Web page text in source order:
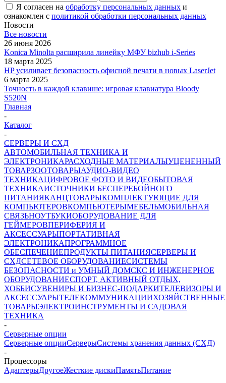
Я согласен на обработку персональных данных и
ознакомлен с политикой обработки персональных данных
Новости
Все новости
26 июня 2026
Konica Minolta расширила линейку МФУ bizhub i-Series
18 марта 2025
HP усиливает безопасность офисной печати в новых LaserJet
6 марта 2025
Точность в каждой клавише: игровая клавиатура Bloody
S520N
Главная
-
Каталог
-
СЕРВЕРЫ И СХД
АВТОМОБИЛЬНАЯ ТЕХНИКА И
ЭЛЕКТРОНИКАРАСХОДНЫЕ МАТЕРИАЛЫУЦЕНЕННЫЙ
ТОВАРЗООТОВАРЫАУДИО-ВИДЕО
ТЕХНИКАЦИФРОВОЕ ФОТО И ВИДЕОБЫТОВАЯ
ТЕХНИКАИСТОЧНИКИ БЕСПЕРЕБОЙНОГО
ПИТАНИЯКАНЦТОВАРЫКОМПЛЕКТУЮЩИЕ ДЛЯ
КОМПЬЮТЕРОВКОМПЬЮТЕРЫМЕБЕЛЬМОБИЛЬНАЯ
СВЯЗЬНОУТБУКИОБОРУДОВАНИЕ ДЛЯ
ГЕЙМЕРОВПЕРИФЕРИЯ И
АКСЕССУАРЫПОРТАТИВНАЯ
ЭЛЕКТРОНИКАПРОГРАММНОЕ
ОБЕСПЕЧЕНИЕПРОДУКТЫ ПИТАНИЯСЕРВЕРЫ И
СХДСЕТЕВОЕ ОБОРУДОВАНИЕСИСТЕМЫ
БЕЗОПАСНОСТИ и УМНЫЙ ДОМСКС И ИНЖЕНЕРНОЕ
ОБОРУДОВАНИЕСПОРТ, АКТИВНЫЙ ОТДЫХ,
ХОББИСУВЕНИРЫ И БИЗНЕС-ПОДАРКИТЕЛЕВИЗОРЫ И
АКСЕССУАРЫТЕЛЕКОММУНИКАЦИИХОЗЯЙСТВЕННЫЕ
ТОВАРЫЭЛЕКТРОИНСТРУМЕНТЫ И САДОВАЯ
ТЕХНИКА
-
Серверные опции
Серверные опцииСерверыСистемы хранения данных (СХД)
-
Процессоры
АдаптерыДругоеЖесткие дискиПамятьПитание